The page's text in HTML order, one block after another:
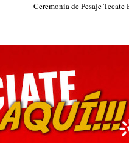
Ceremonia de Pesaje